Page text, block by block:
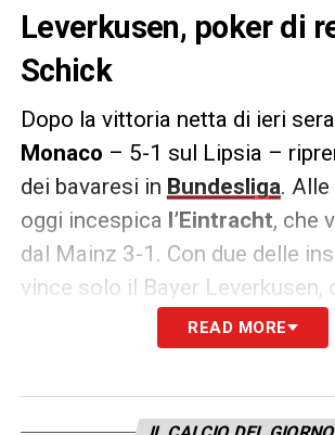
Leverkusen, poker di
Schick
Dopo la vittoria netta di ieri
Monaco – 5-1 sul Lipsia –
dei bavaresi in Bundesliga.
oggi incespica l’Eintracht, che
dal Mainz 3-1. Con due delle
vince solo il Bayer Leverkusen,
strapazza il Friburgo: apre
Wirtz, poi Grifo accorcia e infine
completa il poker personale
READ MORE